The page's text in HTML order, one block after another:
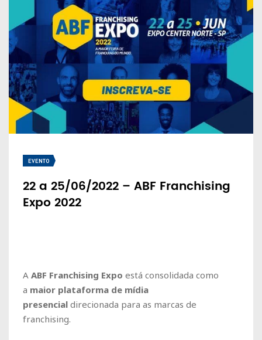
EVENTO
22 a 25/06/2022 – ABF Franchising
Expo 2022
A ABF Franchising Expo está consolidada como
a maior plataforma de mídia
presencial direcionada para as marcas de
franchising.